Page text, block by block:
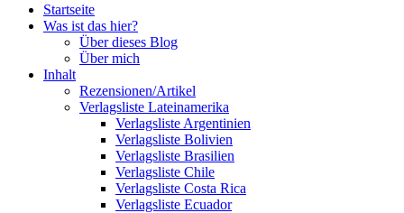
Startseite
Was ist das hier?
Über dieses Blog
Über mich
Inhalt
Rezensionen/Artikel
Verlagsliste Lateinamerika
Verlagsliste Argentinien
Verlagsliste Bolivien
Verlagsliste Brasilien
Verlagsliste Chile
Verlagsliste Costa Rica
Verlagsliste Ecuador